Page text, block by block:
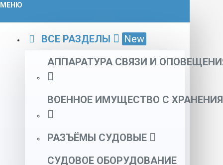
МЕНЮ
ВСЕ РАЗДЕЛЫ
New
АППАРАТУРА СВЯЗИ И
ВОЕННОЕ ИМУЩЕСТВО С ХРАНЕНИЯ
РАЗЪЁМЫ СУДОВЫЕ
СУДОВОЕ ОБОРУДОВАНИЕ